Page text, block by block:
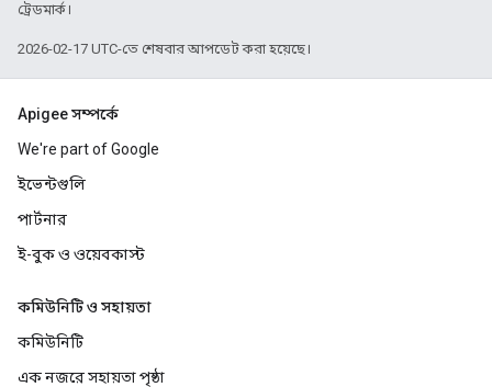
ট্রেডমার্ক।
2026-02-17 UTC-তে শেষবার আপডেট করা হয়েছে।
Apigee সম্পর্কে
We're part of Google
ইভেন্টগুলি
পার্টনার
ই-বুক ও ওয়েবকাস্ট
কমিউনিটি ও সহায়তা
কমিউনিটি
এক নজরে সহায়তা পৃষ্ঠা